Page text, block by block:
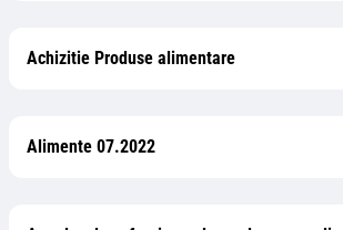
Achizitie Produse alimentare
Alimente 07.2022